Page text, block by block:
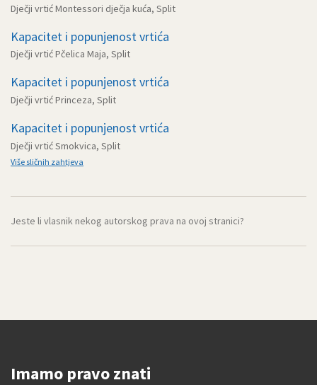
Dječji vrtić Montessori dječja kuća, Split
Kapacitet i popunjenost vrtića
Dječji vrtić Pčelica Maja, Split
Kapacitet i popunjenost vrtića
Dječji vrtić Princeza, Split
Kapacitet i popunjenost vrtića
Dječji vrtić Smokvica, Split
Više sličnih zahtjeva
Jeste li vlasnik nekog autorskog prava na ovoj stranici?
Imamo pravo znati